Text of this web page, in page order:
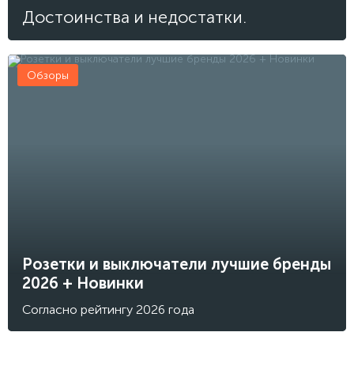
Достоинства и недостатки.
Розетки и выключатели лучшие бренды
2026 + Новинки
Согласно рейтингу 2026 года
Обзоры